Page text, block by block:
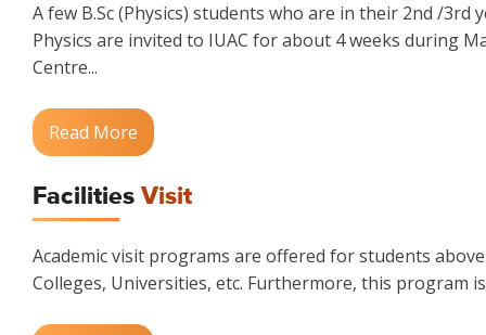
A few B.Sc (Physics) students who are in their 2nd /
Physics are invited to IUAC for about 4 weeks during
Centre...
Read More
FacilitiesVisit
Academic visit programs are offered for students
Colleges, Universities, etc. Furthermore, this program